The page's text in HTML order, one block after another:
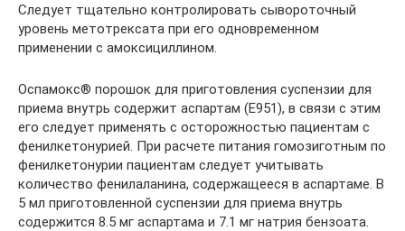
Следует тщательно контролировать сывороточный
уровень метотрексата при его одновременном
применении с амоксициллином.
Оспамокс® порошок для приготовления суспензии для
приема внутрь содержит аспартам (Е951), в связи с этим
его следует применять с осторожностью пациентам с
фенилкетонурией. При расчете питания гомозиготным по
фенилкетонурии пациентам следует учитывать
количество фенилаланина, содержащееся в аспартаме. В
5 мл приготовленной суспензии для приема внутрь
содержится 8.5 мг аспартама и 7.1 мг натрия бензоата.